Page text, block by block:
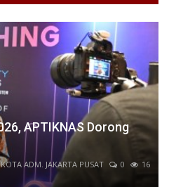
APTIKNAS Dorong
KOTA ADM. JAKARTA PUSAT 0
16